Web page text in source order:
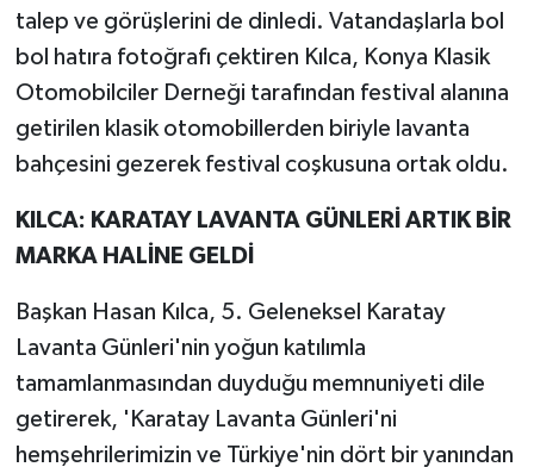
talep ve görüşlerini de dinledi. Vatandaşlarla bol
bol hatıra fotoğrafı çektiren Kılca, Konya Klasik
Otomobilciler Derneği tarafından festival alanına
getirilen klasik otomobillerden biriyle lavanta
bahçesini gezerek festival coşkusuna ortak oldu.
KILCA: KARATAY LAVANTA GÜNLERİ ARTIK BİR
MARKA HALİNE GELDİ
Başkan Hasan Kılca, 5. Geleneksel Karatay
Lavanta Günleri'nin yoğun katılımla
tamamlanmasından duyduğu memnuniyeti dile
getirerek, 'Karatay Lavanta Günleri'ni
hemşehrilerimizin ve Türkiye'nin dört bir yanından